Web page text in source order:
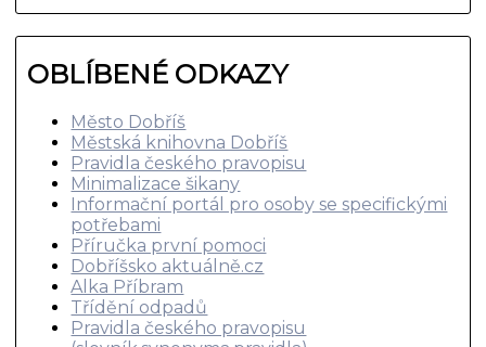
OBLÍBENÉ ODKAZY
Město Dobříš
Městská knihovna Dobříš
Pravidla českého pravopisu
Minimalizace šikany
Informační portál pro osoby se specifickými
potřebami
Příručka první pomoci
Dobříšsko aktuálně.cz
Alka Příbram
Třídění odpadů
Pravidla českého pravopisu